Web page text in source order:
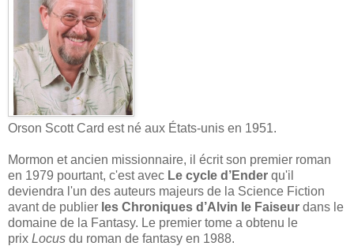
Orson Scott Card est né aux États-unis en 1951.
Mormon et ancien missionnaire, il écrit son premier roman
en 1979 pourtant, c'est avec Le cycle d’Ender qu'il
deviendra l'un des auteurs majeurs de la Science Fiction
avant de publier les Chroniques d’Alvin le Faiseur dans le
domaine de la Fantasy. Le premier tome a obtenu le
prix Locus du roman de fantasy en 1988.